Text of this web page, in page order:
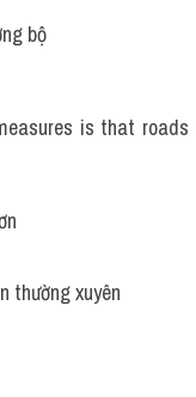
bộ
is that
thường xuyên